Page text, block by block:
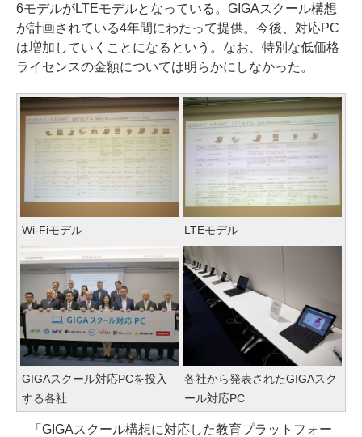
6モデルがLTEモデルとなっている。GIGAスクール構想
が計画されている4年間にわたって提供。今後、対応PC
は増加していくことになるという。なお、特別な低価格
ライセンスの金額については明らかにしなかった。
Wi-Fiモデル LTEモデル
GIGAスクール対応PCを投入
する各社
各社から発表されたGIGAスク
ール対応PC
「GIGAスクール構想に対応した教育プラットフォー